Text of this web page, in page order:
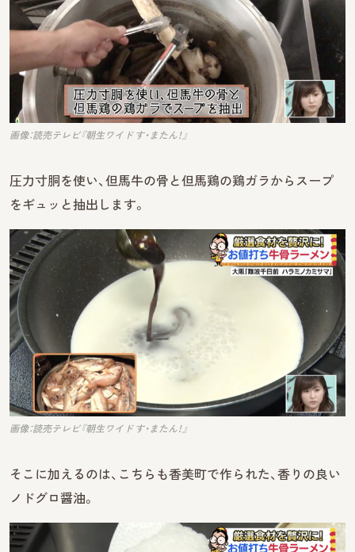
画像：読売テレビ『朝生ワイド す・またん！』
圧力寸胴を使い、但馬牛の骨と但馬鶏の鶏ガラからスープ
をギュッと抽出します。
画像：読売テレビ『朝生ワイド す・またん！』
そこに加えるのは、こちらも香美町で作られた、香りの良い
ノドグロ醤油。